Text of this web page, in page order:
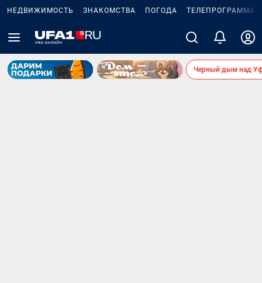
НЕДВИЖИМОСТЬ ЗНАКОМСТВА ПОГОДА ТЕЛЕПРОГРАММА
Черный дым над